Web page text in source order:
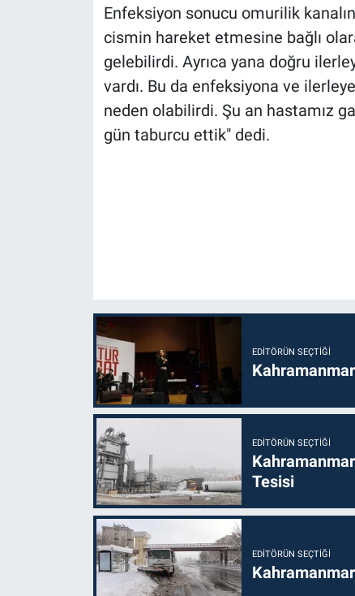
Enfeksiyon sonucu omurilik
cismin hareket etmesine bağlı
gelebilirdi. Ayrıca yana doğru
vardı. Bu da enfeksiyona ve
neden olabilirdi. Şu an hastamız
gün taburcu ettik" dedi.
EDITÖRÜN SEÇTIĞI
EDITÖRÜN SEÇTIĞI
Tesisi
EDITÖRÜN SEÇTIĞI